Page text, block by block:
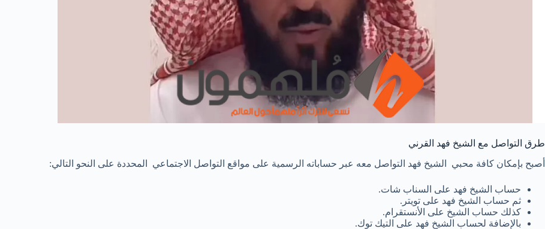
طرق التواصل مع الشيخ فهد القرني
أصبح بإمكان كافة محبي الشيخ فهد التواصل معه عبر حساباته الرسمية على مواقع التواصل الاجتماعي المحددة على النحو التالي:
حساب الشيخ فهد على السناب شات.
ثم حساب الشيخ فهد على تويتر.
كذلك حساب الشيخ على الأنستقرام.
بالإضافة لحساب الشيخ فهد على التيك توك.